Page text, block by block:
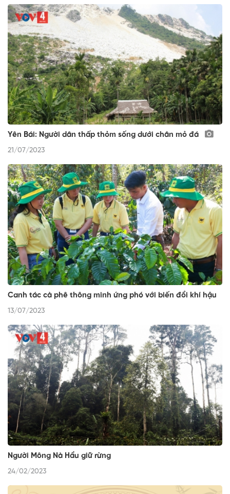
Yên Bái: Người dân thấp thỏm sống dưới chân mỏ đá
21/07/2023
Canh tác cà phê thông minh ứng phó với biến đổi khí hậu
13/07/2023
Người Mông Nà Hẩu giữ rừng
24/02/2023